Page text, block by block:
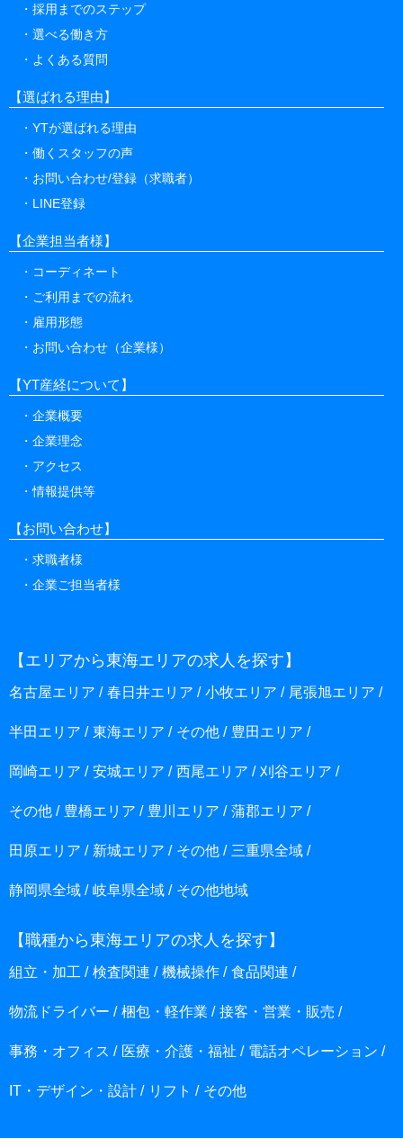
採用までのステップ
選べる働き方
よくある質問
【選ばれる理由】
YTが選ばれる理由
働くスタッフの声
お問い合わせ/登録（求職者）
LINE登録
【企業担当者様】
コーディネート
ご利用までの流れ
雇用形態
お問い合わせ（企業様）
【YT産経について】
企業概要
企業理念
アクセス
情報提供等
【お問い合わせ】
求職者様
企業ご担当者様
【エリアから東海エリアの求人を探す】
名古屋エリア 春日井エリア 小牧エリア 尾張旭エリア
半田エリア 東海エリア その他 豊田エリア
岡崎エリア 安城エリア 西尾エリア 刈谷エリア
その他 豊橋エリア 豊川エリア 蒲郡エリア
田原エリア 新城エリア その他 三重県全域
静岡県全域 岐阜県全域 その他地域
【職種から東海エリアの求人を探す】
組立・加工 検査関連 機械操作 食品関連
物流ドライバー 梱包・軽作業 接客・営業・販売
事務・オフィス 医療・介護・福祉 電話オペレーション
IT・デザイン・設計 リフト その他